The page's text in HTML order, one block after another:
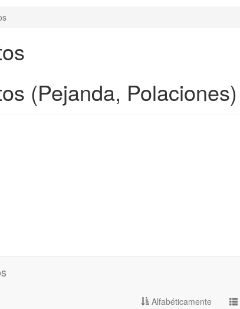
(Pejanda, Polaciones)
Alfabéticamente